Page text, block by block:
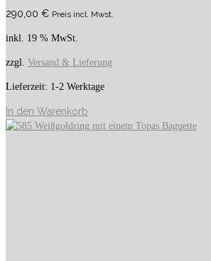
290,00 € Preis incl. Mwst.
inkl. 19 % MwSt.
zzgl. Versand & Lieferung
Lieferzeit: 1-2 Werktage
In den Warenkorb